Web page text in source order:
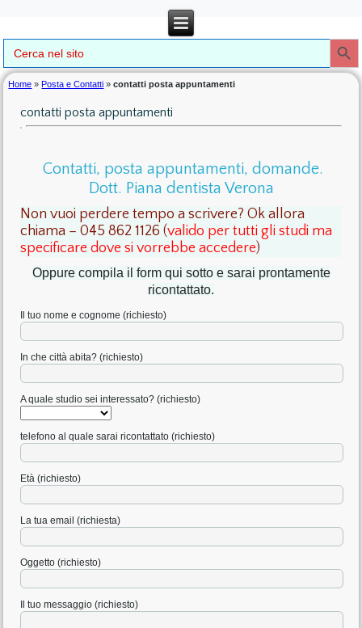
Search
for:
Search Button
Home » Posta e Contatti »contatti posta appuntamenti
contatti posta appuntamenti
Contatti, posta appuntamenti, domande.
Dott. Piana dentista Verona
Non vuoi perdere tempo a scrivere? Ok allora
chiama – 045 862 1126 (valido per tutti gli studi ma
specificare dove si vorrebbe accedere)
Oppure compila il form qui sotto e sarai prontamente
ricontattato.
Il tuo nome e cognome (richiesto)
In che città abita? (richiesto)
A quale studio sei interessato? (richiesto)
telefono al quale sarai ricontattato (richiesto)
Età (richiesto)
La tua email (richiesta)
Oggetto (richiesto)
Il tuo messaggio (richiesto)